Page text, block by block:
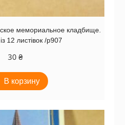
мемориальное кладбище.
12 листівок /р907
30 ₴
В корзину